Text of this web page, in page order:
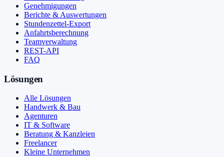
Genehmigungen
Berichte & Auswertungen
Stundenzettel-Export
Anfahrtsberechnung
Teamverwaltung
REST-API
FAQ
Lösungen
Alle Lösungen
Handwerk & Bau
Agenturen
IT & Software
Beratung & Kanzleien
Freelancer
Kleine Unternehmen